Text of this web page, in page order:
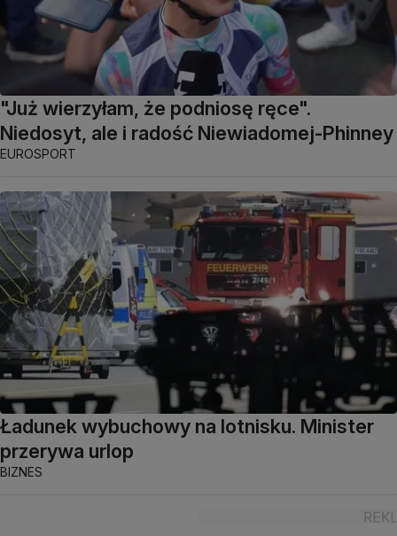
"Już wierzyłam, że podniosę ręce".
Niedosyt, ale i radość Niewiadomej-Phinney
EUROSPORT
Ładunek wybuchowy na lotnisku. Minister
przerywa urlop
BIZNES